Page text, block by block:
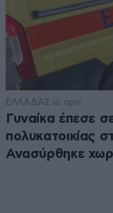
ΕΛΛΑΔΑ2 ω. πριν
Γυναίκα έπεσε
πολυκατοικίας
Ανασύρθηκε